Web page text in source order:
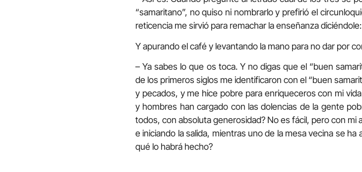
“samaritano”, no quiso ni nombrarlo y prefirió el
reticencia me sirvió para remachar la enseñanza diciéndole:
Y apurando el café y levantando la mano para no dar por
– Ya sabes lo que os toca. Y no digas que el “buen
de los primeros siglos me identificaron con el “buen
y pecados, y me hice pobre para enriqueceros con mi
y hombres han cargado con las dolencias de la gente
todos, con absoluta generosidad? No es fácil, pero con
e iniciando la salida, mientras uno de la mesa vecina se
qué lo habrá hecho?